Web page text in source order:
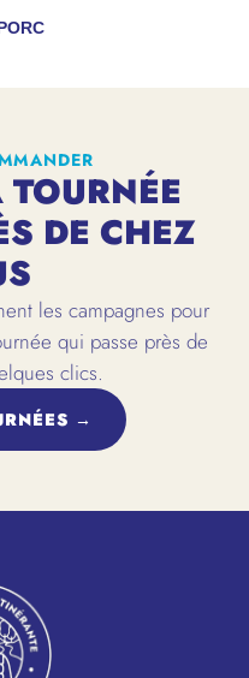
DE CHEZ
les campagnes pour
qui passe près de
clics.
→